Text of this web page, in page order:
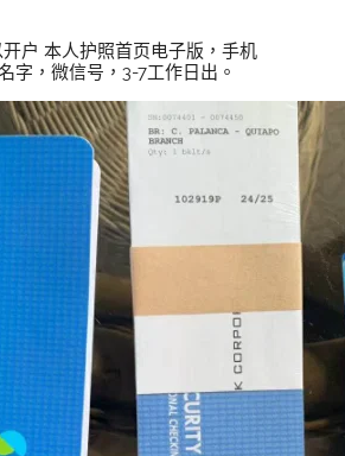
户 本人护照首页电子版，手机
字，微信号，3-7工作日出。